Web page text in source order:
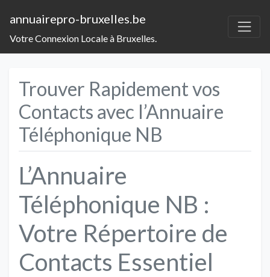
annuairepro-bruxelles.be
Votre Connexion Locale à Bruxelles.
Trouver Rapidement vos
Contacts avec l’Annuaire
Téléphonique NB
L’Annuaire
Téléphonique NB :
Votre Répertoire de
Contacts Essentiel